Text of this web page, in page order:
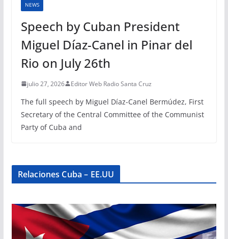
NEWS
Speech by Cuban President
Miguel Díaz-Canel in Pinar del
Rio on July 26th
julio 27, 2026 Editor Web Radio Santa Cruz
The full speech by Miguel Díaz-Canel Bermúdez, First
Secretary of the Central Committee of the Communist
Party of Cuba and
Relaciones Cuba – EE.UU